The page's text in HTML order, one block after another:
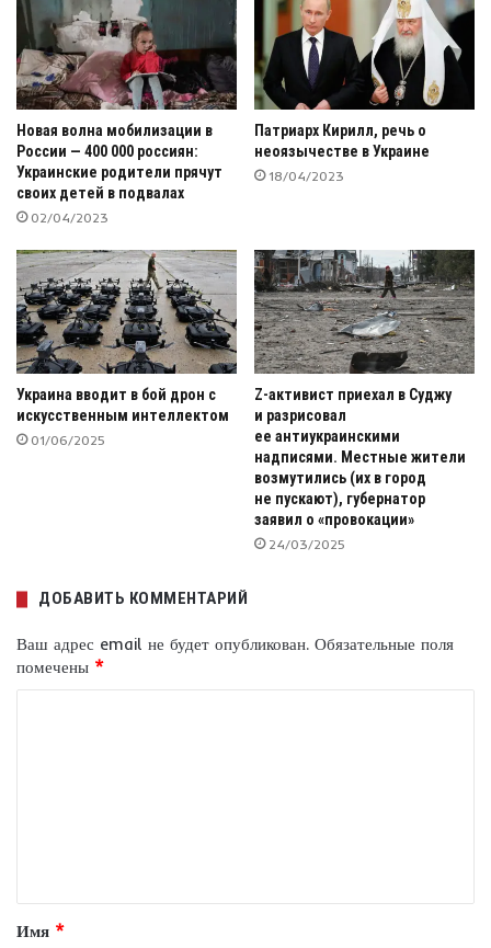
Новая волна мобилизации в
России — 400 000 россиян:
Украинские родители прячут
своих детей в подвалах
02/04/2023
Патриарх Кирилл, речь о
неоязычестве в Украине
18/04/2023
Украина вводит в бой дрон с
искусственным интеллектом
01/06/2025
Z-активист приехал в Суджу
и разрисовал
ее антиукраинскими
надписями. Местные жители
возмутились (их в город
не пускают), губернатор
заявил о «провокации»
24/03/2025
ДОБАВИТЬ КОММЕНТАРИЙ
Ваш адрес email не будет опубликован. Обязательные поля
помечены *
т
а
Имя *